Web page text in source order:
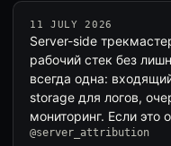
11 JULY 2026
Server-side
рабочий стек без
всегда одна:
storage для логов,
мониторинг. Если это
@server_attribution